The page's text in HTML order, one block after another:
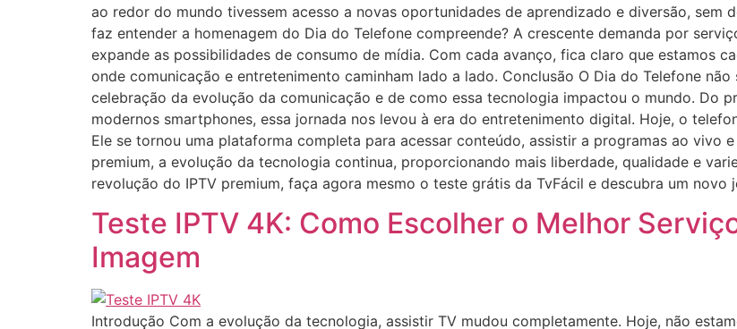
ao redor do mundo tivessem acesso a novas oportunidades de aprendizado e diversão, sem
faz entender a homenagem do Dia do Telefone compreende? A crescente demanda por
expande as possibilidades de consumo de mídia. Com cada avanço, fica claro que estamos
onde comunicação e entretenimento caminham lado a lado. Conclusão O Dia do Telefone não
celebração da evolução da comunicação e de como essa tecnologia impactou o mundo. Do
modernos smartphones, essa jornada nos levou à era do entretenimento digital. Hoje, o
Ele se tornou uma plataforma completa para acessar conteúdo, assistir a programas ao vivo
premium, a evolução da tecnologia continua, proporcionando mais liberdade, qualidade e
revolução do IPTV premium, faça agora mesmo o teste grátis da TvFácil e descubra um novo
Teste IPTV 4K: Como Escolher o Melhor
Imagem
Introdução Com a evolução da tecnologia, assistir TV mudou completamente. Hoje, não